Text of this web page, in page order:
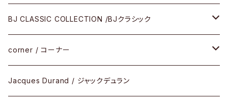
メガネ
サングラス
アパレル
BJ CLASSIC COLLECTION /BJクラシック
CELLULOID（CRAFTSMAN EDITION）
SHINBARI（CRAFTSMAN EDITION）
corner / コーナー
リサーチシリーズ
Jacques Durand / ジャックデュラン